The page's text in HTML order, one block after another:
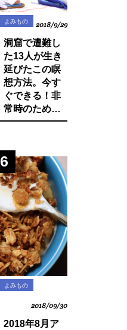
よみもの 2018/9/29
洞窟で遭難し
た13人が生き
延びたこの瞑
想方法。今す
ぐできる！非
常時のために
知っておきた
マネージ。
6
よみもの
2018/09/30
2018年8月ア